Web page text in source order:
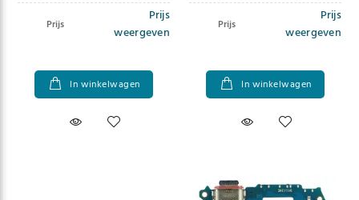
Prijs
Prijs
weergeven
In winkelwagen
Prijs
Prijs
weergeven
In winkelwagen